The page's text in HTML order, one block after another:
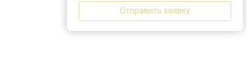
Отправить заявку